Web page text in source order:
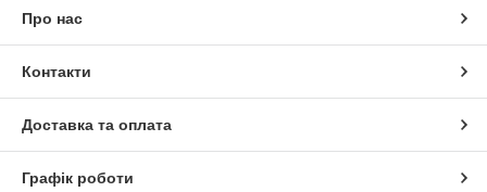
Про нас
Контакти
Доставка та оплата
Графік роботи